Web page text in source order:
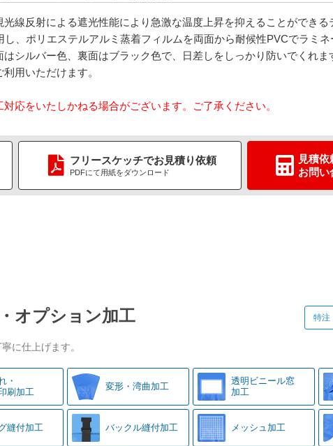
線反射による遮光性能により急激な温度上昇を抑えることができる
、ポリエステルアルミ蒸着フィルムを両面から耐候性PVCでラミネ
シルバー色、裏面はブラック色で、日差しをしっかり防いでくれ
用いただけます。
応をいたしかねる場合がございます。ご了承ください。
フリースケッチでお見積り依頼
PDFにて用紙をダウンロード
見積依
お問い
オプション加工
に仕上げます。
・
刷加工
変形・湾曲加工
透明ビニール窓
加工
縫付加工 バックル縫付加工 メッシュ加工
特注